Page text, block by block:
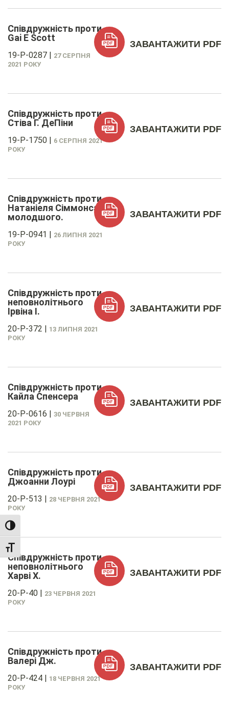
TOGGLE HIGH CONTRAST
TOGGLE FONT SIZE
Співдружність проти
Gai E Scott
19-P-0287 | 27 СЕРПНЯ
2021 РОКУ
ЗАВАНТАЖИТИ PDF
Співдружність проти
Стіва Г. ДеПіни
19-P-1750 | 6 СЕРПНЯ 2021
РОКУ
ЗАВАНТАЖИТИ PDF
Співдружність проти
Натаніеля Сіммонса-
молодшого.
19-P-0941 | 26 ЛИПНЯ 2021
РОКУ
ЗАВАНТАЖИТИ PDF
Співдружність проти
неповнолітнього
Ірвіна І.
20-P-372 | 13 ЛИПНЯ 2021
РОКУ
ЗАВАНТАЖИТИ PDF
Співдружність проти
Кайла Спенсера
20-P-0616 | 30 ЧЕРВНЯ
2021 РОКУ
ЗАВАНТАЖИТИ PDF
Співдружність проти
Джоанни Лоурі
20-P-513 | 28 ЧЕРВНЯ 2021
РОКУ
ЗАВАНТАЖИТИ PDF
Співдружність проти
неповнолітнього
Харві Х.
20-P-40 | 23 ЧЕРВНЯ 2021
РОКУ
ЗАВАНТАЖИТИ PDF
Співдружність проти
Валері Дж.
20-P-424 | 18 ЧЕРВНЯ 2021
РОКУ
ЗАВАНТАЖИТИ PDF